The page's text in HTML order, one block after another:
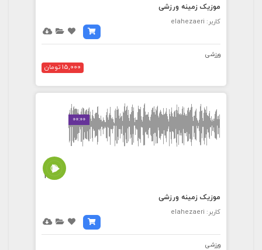
موزیک زمینه ورزشی
کاربر: elahezaeri
ورزشی
15,000 تومان
00:00
2:08
موزیک زمینه ورزشی
کاربر: elahezaeri
ورزشی